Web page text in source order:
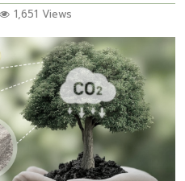
1,651 Views